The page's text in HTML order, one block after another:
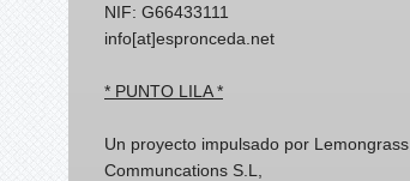
NIF: G66433111
info[at]espronceda.net
* PUNTO LILA *
Un proyecto impulsado por Lemongrass
Communcations S.L,